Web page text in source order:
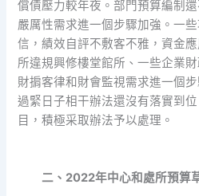
償債壓力較年夜。部門預算編制
嚴厲性需求進一個步驟加強。一
信，績效自評不敷客不雅，資金
所違規興修樓堂館所、一些企業
財掮客律和財會監視需求進一個
過緊日子相干辦法還沒有落實到
目，積極采取辦法予以處理。
二、2022年中心和處所預算